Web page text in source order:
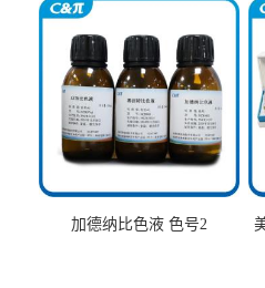
加德纳比色液 色号2